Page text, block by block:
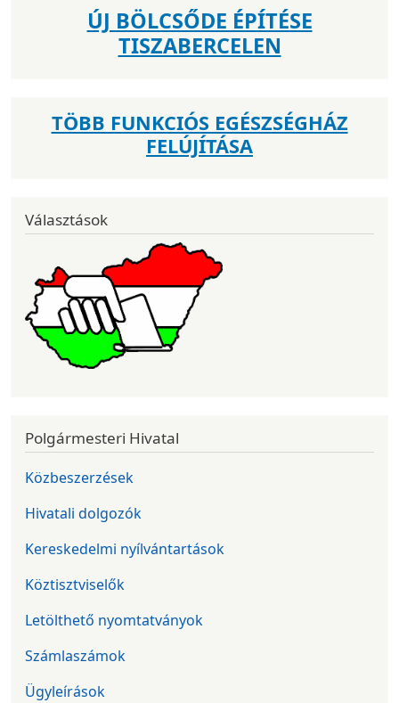
ÚJ BÖLCSŐDE ÉPÍTÉSE
TISZABERCELEN
TÖBB FUNKCIÓS EGÉSZSÉGHÁZ
FELÚJÍTÁSA
Választások
Polgármesteri Hivatal
Közbeszerzések
Hivatali dolgozók
Kereskedelmi nyílvántartások
Köztisztviselők
Letölthető nyomtatványok
Számlaszámok
Ügyleírások